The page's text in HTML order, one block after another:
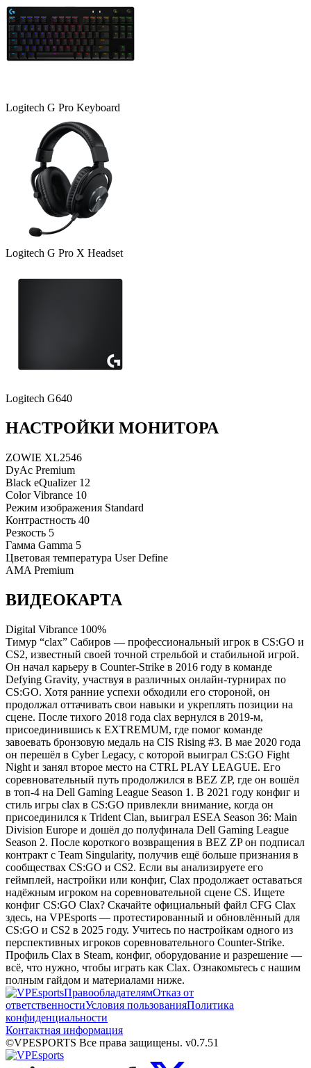
Logitech G Pro Keyboard
Logitech G Pro X Headset
Logitech G640
НАСТРОЙКИ МОНИТОРА
ZOWIE XL2546
DyAc Premium
Black eQualizer 12
Color Vibrance 10
Режим изображения Standard
Контрастность 40
Резкость 5
Гамма Gamma 5
Цветовая температура User Define
AMA Premium
ВИДЕОКАРТА
Digital Vibrance 100%
Тимур “clax” Сабиров — профессиональный игрок в CS:GO и
CS2, известный своей точной стрельбой и стабильной игрой.
Он начал карьеру в Counter-Strike в 2016 году в команде
Defying Gravity, участвуя в различных онлайн-турнирах по
CS:GO. Хотя ранние успехи обходили его стороной, он
продолжал оттачивать свои навыки и укреплять позиции на
сцене. После тихого 2018 года clax вернулся в 2019-м,
присоединившись к EXTREMUM, где помог команде
завоевать бронзовую медаль на CIS Rising #3. В мае 2020 года
он перешёл в Cyber Legacy, с которой выиграл CS:GO Fight
Night и занял второе место на CTRL PLAY LEAGUE. Его
соревновательный путь продолжился в BEZ ZP, где он вошёл
в топ-4 на Dell Gaming League Season 1. В 2021 году конфиг и
стиль игры clax в CS:GO привлекли внимание, когда он
присоединился к Trident Clan, выиграл ESEA Season 36: Main
Division Europe и дошёл до полуфинала Dell Gaming League
Season 2. После короткого возвращения в BEZ ZP он подписал
контракт с Team Singularity, получив ещё больше признания в
сообществах CS:GO и CS2. Если вы анализируете его
геймплей, настройки или конфиг, Clax продолжает оставаться
надёжным игроком на соревновательной сцене CS. Ищете
конфиг CS:GO Clax? Скачайте официальный файл CFG Clax
здесь, на VPEsports — протестированный и обновлённый для
CS:GO и CS2 в 2025 году. Учитесь по настройкам одного из
перспективных игроков соревновательного Counter-Strike.
Профиль Clax в Steam, конфиг, оборудование и разрешение —
всё, что нужно, чтобы играть как Clax. Ознакомьтесь с нашим
полным гайдом и материалами ниже.
ПравообладателямОтказ от
ответственностиУсловия пользованияПолитика
конфиденциальности
Контактная информация
©VPESPORTS Все права защищены. v0.7.51